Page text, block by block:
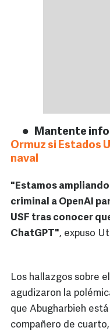
Mantente
Ormuz si Estados
naval
"Estamos
criminal a OpenAI
USF tras conocer
ChatGPT", expuso
Los hallazgos sobre
agudizaron la
que Abugharbieh
compañero de